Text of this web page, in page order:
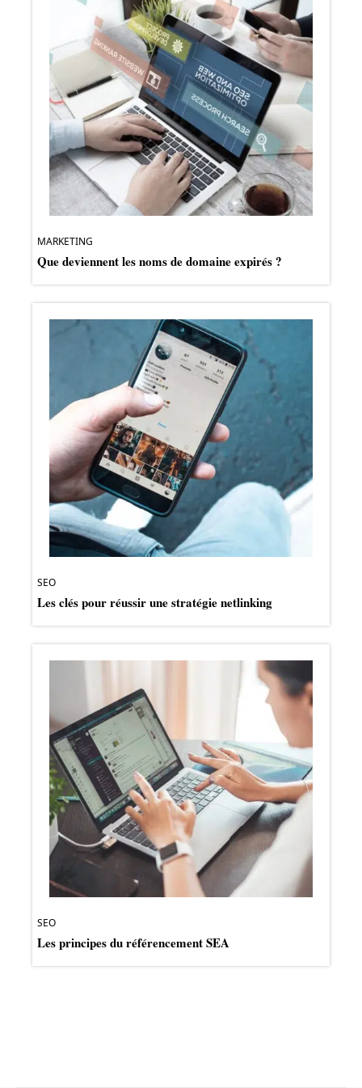
MARKETING
Que deviennent les noms de domaine expirés ?
SEO
Les clés pour réussir une stratégie netlinking
SEO
Les principes du référencement SEA